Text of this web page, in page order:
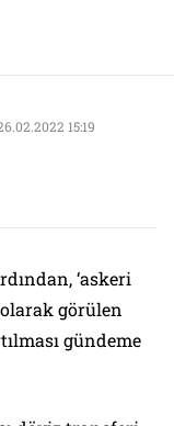
15:19
‘askeri
görülen
gündeme